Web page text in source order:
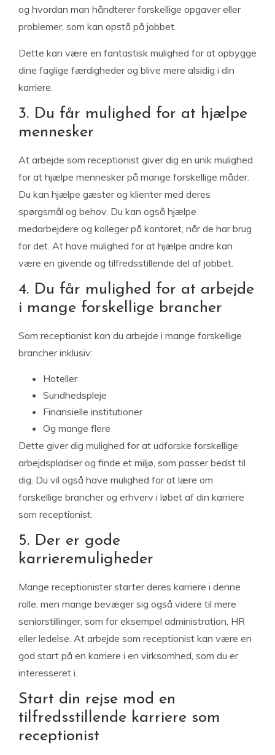
og hvordan man håndterer forskellige opgaver eller
problemer, som kan opstå på jobbet.
Dette kan være en fantastisk mulighed for at opbygge
dine faglige færdigheder og blive mere alsidig i din
karriere.
3. Du får mulighed for at hjælpe
mennesker
At arbejde som receptionist giver dig en unik mulighed
for at hjælpe mennesker på mange forskellige måder.
Du kan hjælpe gæster og klienter med deres
spørgsmål og behov. Du kan også hjælpe
medarbejdere og kolleger på kontoret, når de har brug
for det. At have mulighed for at hjælpe andre kan
være en givende og tilfredsstillende del af jobbet.
4. Du får mulighed for at arbejde
i mange forskellige brancher
Som receptionist kan du arbejde i mange forskellige
brancher inklusiv:
Hoteller
Sundhedspleje
Finansielle institutioner
Og mange flere
Dette giver dig mulighed for at udforske forskellige
arbejdspladser og finde et miljø, som passer bedst til
dig. Du vil også have mulighed for at lære om
forskellige brancher og erhverv i løbet af din karriere
som receptionist.
5. Der er gode
karrieremuligheder
Mange receptionister starter deres karriere i denne
rolle, men mange bevæger sig også videre til mere
seniorstillinger, som for eksempel administration, HR
eller ledelse. At arbejde som receptionist kan være en
god start på en karriere i en virksomhed, som du er
interesseret i.
Start din rejse mod en
tilfredsstillende karriere som
receptionist